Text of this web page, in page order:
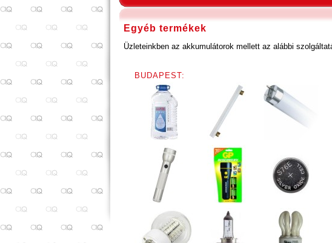
Egyéb termékek
Üzleteinkben az akkumulátorok mellett az alábbi
BUDAPEST: